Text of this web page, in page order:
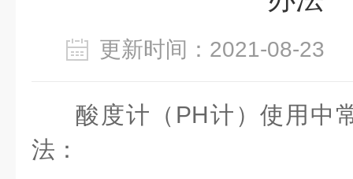
更新时间：2021-08-
酸度计（ PH计）使用中
法：